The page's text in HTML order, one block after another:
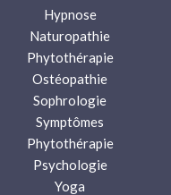
Hypnose
Naturopathie
Phytothérapie
Ostéopathie
Sophrologie
Symptômes
Phytothérapie
Psychologie
Yoga